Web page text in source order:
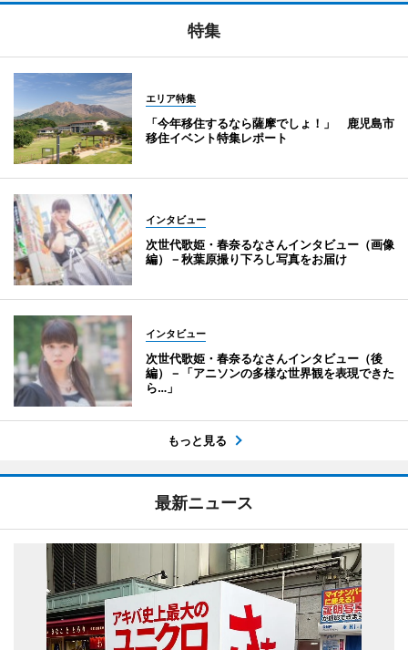
特集
エリア特集
「今年移住するなら薩摩でしょ！」 鹿児島市
移住イベント特集レポート
インタビュー
次世代歌姫・春奈るなさんインタビュー（画像
編）－秋葉原撮り下ろし写真をお届け
インタビュー
次世代歌姫・春奈るなさんインタビュー（後
編）－「アニソンの多様な世界観を表現できた
ら…」
もっと見る
最新ニュース